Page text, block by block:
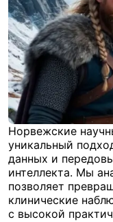
Норвежские
уникальный
данных и
интеллекта. Мы
позволяет
клинические
с высокой